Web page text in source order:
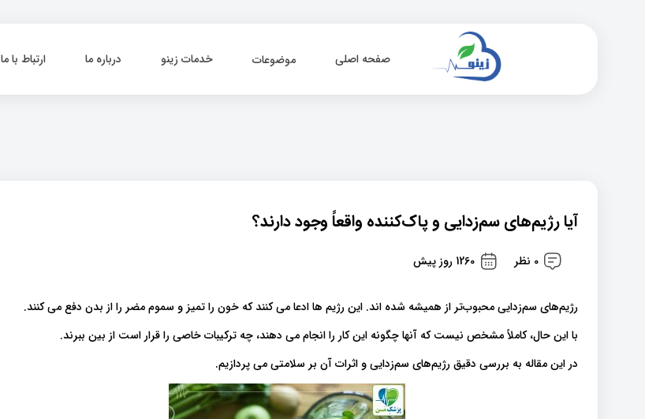
صفحه اصلی موضوعات خدمات زینو درباره ما ارتباط با ما
آیا رژیم‌های سم‌زدایی و پاک‌کننده‌ واقعاً وجود دارند؟
0 نظر 1260 روز پیش
رژیم‌های سم‌زدایی محبوب‌تر از همیشه شده اند. این رژیم ها ادعا می کنند که خون را تمیز و سموم مضر را از بدن دفع می کنند.
با این حال، کاملاً مشخص نیست که آنها چگونه این کار را انجام می دهند، چه ترکیبات خاصی را قرار است از بین ببرند.
در این مقاله به بررسی دقیق رژیم‌های سم‌زدایی و اثرات آن بر سلامتی می پردازیم.